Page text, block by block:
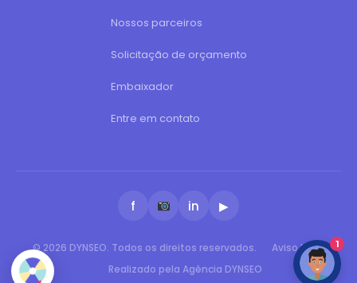
Nossos parceiros
Solicitação de orçamento
Embaixador
Entre em contato
f in ▶
© 2026 DYNSEO. Todos os direitos reservados.
Aviso legal
Realizado pela Agência DYNSEO
1